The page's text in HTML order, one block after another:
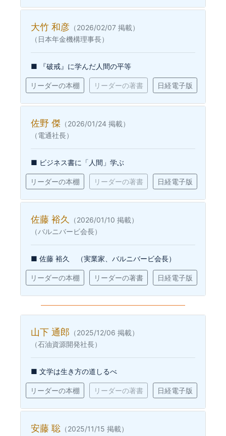
大竹 和彦 （2026/02/07 掲載）
（日本年金機構理事長）
■ 『破戒』に学んだ人間の平等
リーダーの本棚 リーダーの著書 日経電子版
佐野 傑 （2026/01/24 掲載）
（電通社長）
■ ビジネス書に「人間」学ぶ
リーダーの本棚 リーダーの著書 日経電子版
佐藤 裕久
（2026/01/10 掲載）
（バルニバービ会長）
■ 佐藤 裕久 （実業家、バルニバービ会長）
リーダーの本棚 リーダーの著書 日経電子版
山下 通郎 （2025/12/06 掲載）
（石油資源開発社長）
■ 文学は生き方の道しるべ
リーダーの本棚 リーダーの著書 日経電子版
安藤 聡 （2025/11/15 掲載）